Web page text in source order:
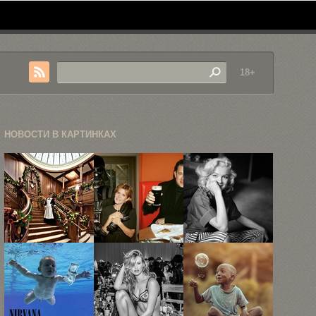
18+
НОВОСТИ В КАРТИНКАХ
25 вариантов
новогоднего
декора
вашего ...
Как
выглядели
знаменитости
в 1990-е ...
Раритетные
портреты
утончённой
Мэрилин
Монро ...